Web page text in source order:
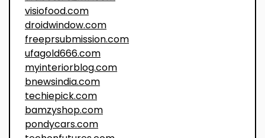
visiofood.com
droidwindow.com
freeprsubmission.com
ufagold666.com
myinteriorblog.com
bnewsindia.com
techiepick.com
bamzyshop.com
pondycars.com